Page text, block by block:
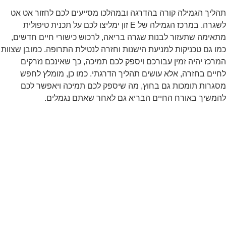
תהליך הגמילה קורה בהדרגה ובמהלכו מסייעים לכם לחזור אט אט
לשגרה. במרכז הגמילה של E זון ימליצו לכם על תכנית טיפולית
מתאימה שתעזור לבנות שגרה בריאה, לרכוש כישורי חיים חדשים,
כמו גם טכניקות למניעת הישנות וחזרה לנטילת התרופה. כמובן שצוות
המרכז יהיה זמין עבורכם ויספק לכם תמיכה, כך שאינכם נזרקים
לחיים בחזרה, אלא עושים תהליך הדרגתי. כמו כן, מומלץ לחפש
מסגרות תומכות גם בחוץ, מה שיספק לכם תמיכה ויאפשר לכם
להמשיך באורח החיים הבריא גם לאחר שאתם נגמלים.